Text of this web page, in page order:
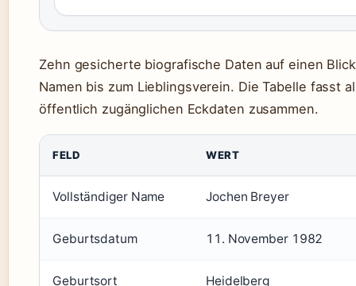
Zehn gesicherte biografische Daten auf einen
Namen bis zum Lieblingsverein. Die Tabelle fasst
öffentlich zugänglichen Eckdaten zusammen.
FELD WERT
Vollständiger Name Jochen Breyer
Geburtsdatum 11. November 1982
Geburtsort Heidelberg